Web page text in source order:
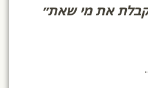
את מי שאת״